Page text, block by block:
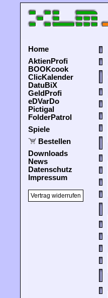
Home
AktienProfi
BOOKcook
ClicKalender
DatuBiX
GeldProfi
eDVarDo
Pictigal
FolderPatrol
Spiele
Bestellen
Downloads
News
Datenschutz
Impressum
Vertrag widerrufen